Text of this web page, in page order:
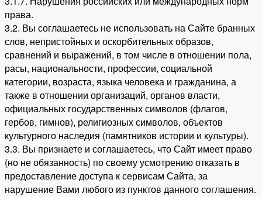
права.
3.2. Вы соглашаетесь не использовать на Сайте бранных
слов, непристойных и оскорбительных образов,
сравнений и выражений, в том числе в отношении пола,
расы, национальности, профессии, социальной
категории, возраста, языка человека и гражданина, а
также в отношении организаций, органов власти,
официальных государственных символов (флагов,
гербов, гимнов), религиозных символов, объектов
культурного наследия (памятников истории и культуры).
3.3. Вы признаете и соглашаетесь, что Сайт имеет право
(но не обязанность) по своему усмотрению отказать в
предоставление доступа к сервисам Сайта, за
нарушение Вами любого из пунктов данного соглашения.